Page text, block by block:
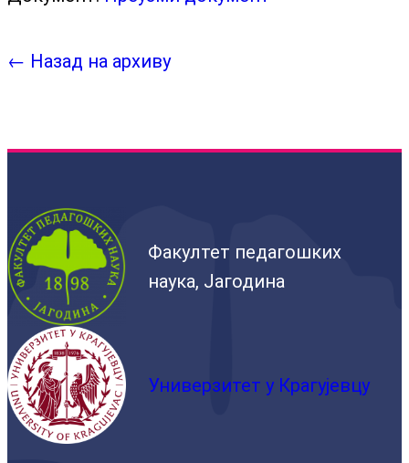
← Назад на архиву
Факултет педагошких
наука, Јагодина
Универзитет у Крагујевцу